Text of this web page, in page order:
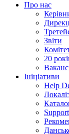
Про нас
Звіти
20
Ініціативи
Help